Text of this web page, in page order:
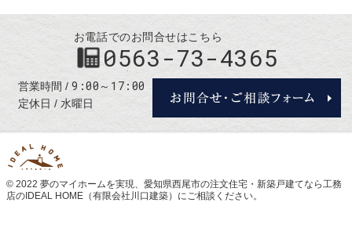
お電話でのお問合せはこちら
0563-73-4365
営業時間 9:00～17:00
定休日 水曜日
© 2022 夢のマイホームを実現、 愛知県西尾市の注文住宅・新築戸建てなら工務
店のIDEAL HOME（有限会社川口建築） にご相談ください。